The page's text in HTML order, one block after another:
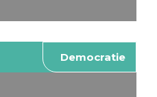
Democratie